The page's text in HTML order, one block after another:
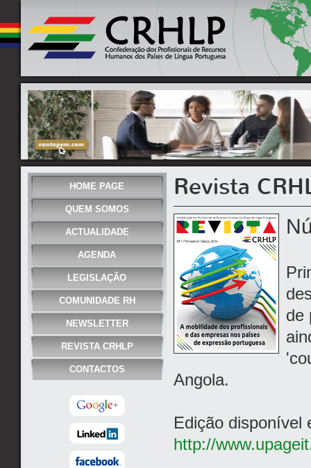
HOME PAGE
QUEM SOMOS
ACTUALIDADE
AGENDA
LEGISLAÇÃO
COMUNIDADE RH
NEWSLETTER
REVISTA CRHLP
CONTACTOS
Revista
de
Angola.
Edição disponível
http://